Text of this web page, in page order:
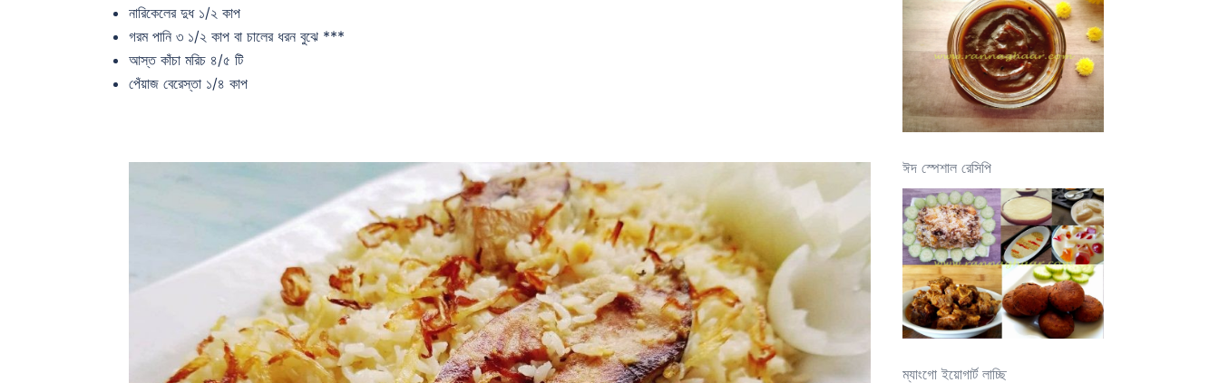
নারিকেলের দুধ ১/২ কাপ
গরম পানি ৩ ১/২ কাপ বা চালের ধরন বুঝে ***
আস্ত কাঁচা মরিচ ৪/৫ টি
পেঁয়াজ বেরেস্তা ১/৪ কাপ
ঈদ স্পেশাল রেসিপি
ম্যাংগো ইয়োগার্ট লাচ্ছি